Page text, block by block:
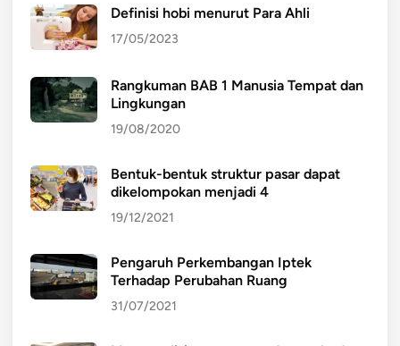
Definisi hobi menurut Para Ahli
17/05/2023
Rangkuman BAB 1 Manusia Tempat dan
Lingkungan
19/08/2020
Bentuk-bentuk struktur pasar dapat
dikelompokan menjadi 4
19/12/2021
Pengaruh Perkembangan Iptek
Terhadap Perubahan Ruang
31/07/2021